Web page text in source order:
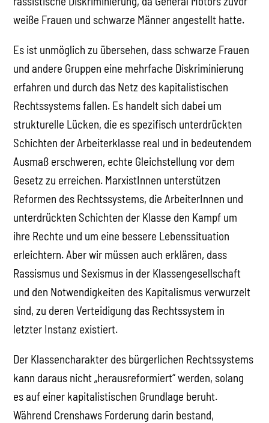
weiße Frauen und schwarze Männer angestellt hatte.
Es ist unmöglich zu übersehen, dass schwarze Frauen
und andere Gruppen eine mehrfache Diskriminierung
erfahren und durch das Netz des kapitalistischen
Rechtssystems fallen. Es handelt sich dabei um
strukturelle Lücken, die es spezifisch unterdrückten
Schichten der Arbeiterklasse real und in bedeutendem
Ausmaß erschweren, echte Gleichstellung vor dem
Gesetz zu erreichen. MarxistInnen unterstützen
Reformen des Rechtssystems, die ArbeiterInnen und
unterdrückten Schichten der Klasse den Kampf um
ihre Rechte und um eine bessere Lebenssituation
erleichtern. Aber wir müssen auch erklären, dass
Rassismus und Sexismus in der Klassengesellschaft
und den Notwendigkeiten des Kapitalismus verwurzelt
sind, zu deren Verteidigung das Rechtssystem in
letzter Instanz existiert.
Der Klassencharakter des bürgerlichen Rechtssystems
kann daraus nicht „herausreformiert“ werden, solang
es auf einer kapitalistischen Grundlage beruht.
Während Crenshaws Forderung darin bestand,